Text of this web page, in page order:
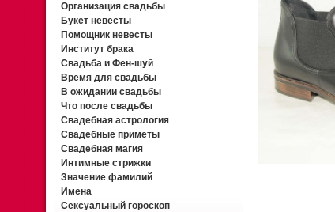
Организация свадьбы
Букет невесты
Помощник невесты
Институт брака
Свадьба и Фен-шуй
Время для свадьбы
В ожидании свадьбы
Что после свадьбы
Свадебная астрология
Свадебные приметы
Свадебная магия
Интимные стрижки
Значение фамилий
Имена
Сексуальный гороскоп